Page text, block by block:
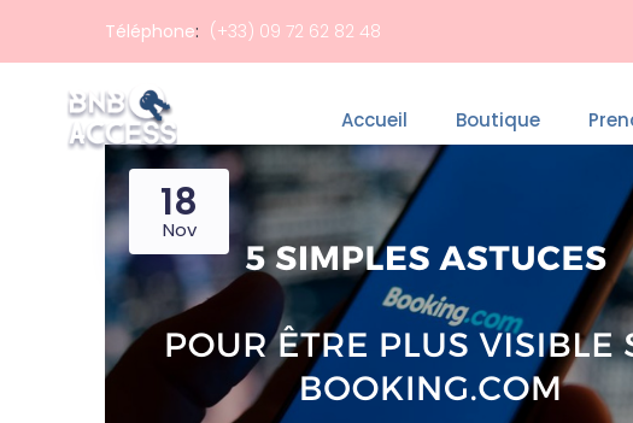
Téléphone: (+33) 09 72 62 82 48
Accueil Boutique
18
Nov